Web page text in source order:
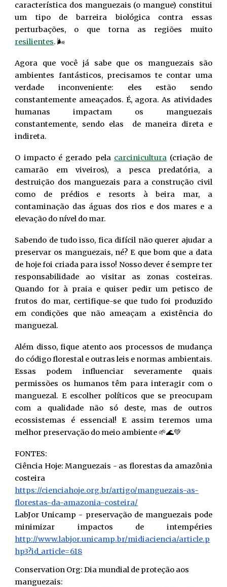
característica dos manguezais (o mangue) constitui
um tipo de barreira biológica contra essas
perturbações, o que torna as regiões muito
resilientes. 🌬️
Agora que você já sabe que os manguezais são
ambientes fantásticos, precisamos te contar uma
verdade inconveniente: eles estão sendo
constantemente ameaçados. É, agora. As atividades
humanas impactam os manguezais
constantemente, sendo elas de maneira direta e
indireta.
O impacto é gerado pela carcinicultura (criação de
camarão em viveiros), a pesca predatória, a
destruição dos manguezais para a construção civil
como de prédios e resorts à beira mar, a
contaminação das águas dos rios e dos mares e a
elevação do nível do mar.
Sabendo de tudo isso, fica difícil não querer ajudar a
preservar os manguezais, né? E que bom que a data
de hoje foi criada para isso! Nosso dever é sempre ter
responsabilidade ao visitar as zonas costeiras.
Quando for à praia e quiser pedir um petisco de
frutos do mar, certifique-se que tudo foi produzido
em condições que não ameaçam a existência do
manguezal.
Além disso, fique atento aos processos de mudança
do código florestal e outras leis e normas ambientais.
Essas podem influenciar severamente quais
permissões os humanos têm para interagir com o
manguezal. E escolher políticos que se preocupam
com a qualidade não só deste, mas de outros
ecossistemas é essencial! E assim teremos uma
melhor preservação do meio ambiente 🌱🌊💚
FONTES:
Ciência Hoje:Manguezais - as florestas da amazônia
costeira
https://cienciahoje.org.br/artigo/manguezais-as-
florestas-da-amazonia-costeira/
LabJor Unicamp - preservação de manguezais pode
minimizar impactos de intempéries
http://www.labjor.unicamp.br/midiaciencia/article.p
hp3?id_article=618
Conservation Org:Dia mundial de proteção aos
manguezais: